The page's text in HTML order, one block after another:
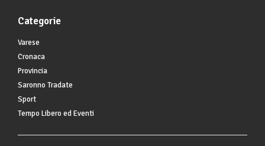
Categorie
Varese
Cronaca
Provincia
Saronno Tradate
Sport
Tempo Libero ed Eventi